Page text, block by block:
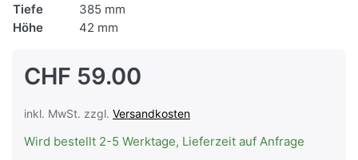
Tiefe
385 mm
Höhe
42 mm
CHF 59.00
inkl. MwSt. zzgl. Versandkosten
Wird bestellt 2-5 Werktage, Lieferzeit auf Anfrage